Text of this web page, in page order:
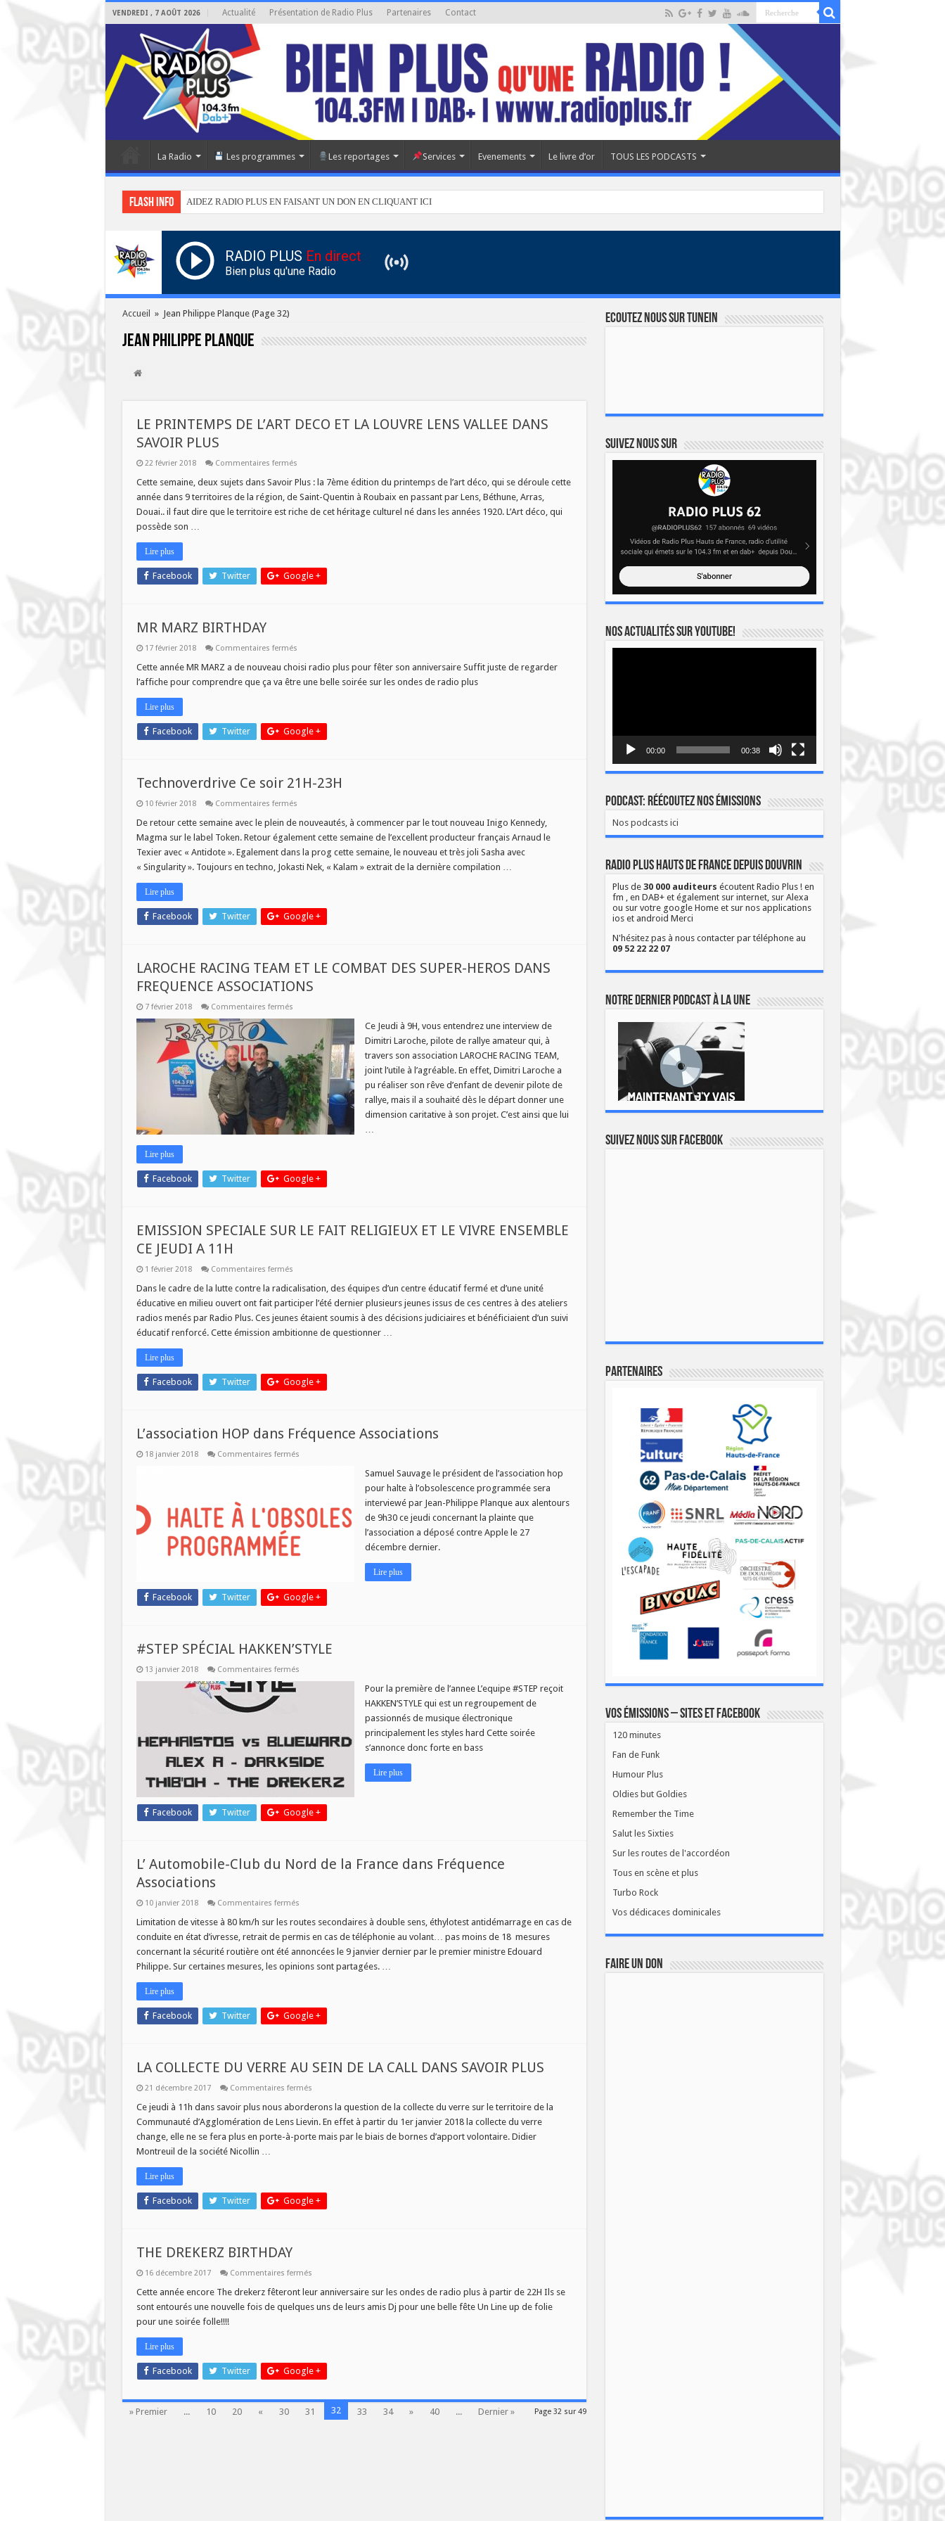
VENDREDI , 7 AOÛT 2026 Actualité Présentation de Radio Plus Partenaires Contact
La Radio Les programmes Les reportages Services Evenements Le livre d’or TOUS LES PODCASTS
Flash info AIDEZ RADIO PLUS EN FAISANT UN DON EN CLIQUANT ICI
RADIO PLUS En direct
Bien plus qu'une Radio
Accueil » Jean Philippe Planque(Page 32)
Jean Philippe Planque
LE PRINTEMPS DE L’ART DECO ET LA LOUVRE LENS VALLEE DANS
SAVOIR PLUS
22 février 2018 Commentaires ferméssur
PRINTEMPS
L’ART
DECO
ET
SAVOIR
PLUS
Cette semaine, deux sujets dans Savoir Plus : la 7ème édition du printemps de l’art déco, qui se déroule cette
année dans 9 territoires de la région, de Saint-Quentin à Roubaix en passant par Lens, Béthune, Arras,
Douai.. il faut dire que le territoire est riche de cet héritage culturel né dans les années 1920. L’Art déco, qui
possède son …
Lire plus
Facebook Twitter Google +
MR MARZ BIRTHDAY
17 février 2018 Commentaires ferméssur
MARZ
Cette année MR MARZ a de nouveau choisi radio plus pour fêter son anniversaire Suffit juste de regarder
l’affiche pour comprendre que ça va être une belle soirée sur les ondes de radio plus
Lire plus
Facebook Twitter Google +
Technoverdrive Ce soir 21H-23H
10 février 2018 Commentaires ferméssur
Ce
21H-
23H
De retour cette semaine avec le plein de nouveautés, à commencer par le tout nouveau Inigo Kennedy,
Magma sur le label Token. Retour également cette semaine de l’excellent producteur français Arnaud le
Texier avec « Antidote ». Egalement dans la prog cette semaine, le nouveau et très joli Sasha avec
« Singularity ». Toujours en techno, Jokasti Nek, « Kalam » extrait de la dernière compilation …
Lire plus
Facebook Twitter Google +
LAROCHE RACING TEAM ET LE COMBAT DES SUPER-HEROS DANS
FREQUENCE ASSOCIATIONS
7 février 2018 Commentaires ferméssur
LE
COMBAT
DES
SUPER-
HEROS
DANS
FREQUENCE
ASSOCIATIONS
Ce Jeudi à 9H, vous entendrez une interview de
Dimitri Laroche, pilote de rallye amateur qui, à
travers son association LAROCHE RACING TEAM,
joint l’utile à l’agréable. En effet, Dimitri Laroche a
pu réaliser son rêve d’enfant de devenir pilote de
rallye, mais il a souhaité dès le départ donner une
dimension caritative à son projet. C’est ainsi que lui
Lire plus
Facebook Twitter Google +
EMISSION SPECIALE SUR LE FAIT RELIGIEUX ET LE VIVRE ENSEMBLE
CE JEUDI A 11H
1 février 2018 Commentaires ferméssur
SPECIALE
LE
FAIT
RELIGIEUX
ET
JEUDI
A
Dans le cadre de la lutte contre la radicalisation, des équipes d’un centre éducatif fermé et d’une unité
éducative en milieu ouvert ont fait participer l’été dernier plusieurs jeunes issus de ces centres à des ateliers
radios menés par Radio Plus. Ces jeunes étaient soumis à des décisions judiciaires et bénéficiaient d’un suivi
éducatif renforcé. Cette émission ambitionne de questionner …
Lire plus
Facebook Twitter Google +
L’association HOP dans Fréquence Associations
18 janvier 2018 Commentaires ferméssur
Samuel Sauvage le président de l’association hop
pour halte à l’obsolescence programmée sera
interviewé par Jean-Philippe Planque aux alentours
de 9h30 ce jeudi concernant la plainte que
l’association a déposé contre Apple le 27
décembre dernier.
Lire plus
Facebook Twitter Google +
#STEP SPÉCIAL HAKKEN’STYLE
13 janvier 2018 Commentaires ferméssur
Pour la première de l’annee L’equipe #STEP reçoit
HAKKEN’STYLE qui est un regroupement de
passionnés de musique électronique
principalement les styles hard Cette soirée
s’annonce donc forte en bass
Lire plus
Facebook Twitter Google +
L’ Automobile-Club du Nord de la France dans Fréquence
Associations
10 janvier 2018 Commentaires ferméssur
Automobile-
du
Nord
de
la
Limitation de vitesse à 80 km/h sur les routes secondaires à double sens, éthylotest antidémarrage en cas de
conduite en état d’ivresse, retrait de permis en cas de téléphonie au volant… pas moins de 18 mesures
concernant la sécurité routière ont été annoncées le 9 janvier dernier par le premier ministre Edouard
Philippe. Sur certaines mesures, les opinions sont partagées. …
Lire plus
Facebook Twitter Google +
LA COLLECTE DU VERRE AU SEIN DE LA CALL DANS SAVOIR PLUS
21 décembre 2017 Commentaires ferméssur
COLLECTE
VERRE
AU
SEIN
PLUS
Ce jeudi à 11h dans savoir plus nous aborderons la question de la collecte du verre sur le territoire de la
Communauté d’Agglomération de Lens Lievin. En effet à partir du 1er janvier 2018 la collecte du verre
change, elle ne se fera plus en porte-à-porte mais par le biais de bornes d’apport volontaire. Didier
Montreuil de la société Nicollin …
Lire plus
Facebook Twitter Google +
THE DREKERZ BIRTHDAY
16 décembre 2017 Commentaires ferméssur
DREKERZ
Cette année encore The drekerz fêteront leur anniversaire sur les ondes de radio plus à partir de 22H Ils se
sont entourés une nouvelle fois de quelques uns de leurs amis Dj pour une belle fête Un Line up de folie
pour une soirée folle!!!!
Lire plus
Facebook Twitter Google +
Page 32 sur 49
» Premier ... 10 20 « 30 31 32 33 34 » 40 ... Dernier »
Ecoutez nous sur TuneIn
Suivez nous sur
Nos actualités sur YOUTUBE!
00:00 00:38
Podcast: Réécoutez nos émissions
Nos podcasts ici
Radio Plus Hauts de France depuis Douvrin
Plus de 30 000 auditeurs écoutent Radio Plus ! en
fm , en DAB+ et également sur internet, sur Alexa
ou sur votre google Home et sur nos applications
ios et android Merci
N'hésitez pas à nous contacter par téléphone au
09 52 22 22 07
Notre dernier podcast à la une
Suivez nous sur Facebook
Partenaires
Vos émissions – Sites et Facebook
120 minutes
Fan de Funk
Humour Plus
Oldies but Goldies
Remember the Time
Salut les Sixties
Sur les routes de l'accordéon
Tous en scène et plus
Turbo Rock
Vos dédicaces dominicales
FAIRE UN DON